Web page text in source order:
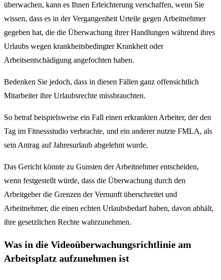
überwachen, kann es Ihnen Erleichterung verschaffen, wenn Sie
wissen, dass es in der Vergangenheit Urteile gegen Arbeitnehmer
gegeben hat, die die Überwachung ihrer Handlungen während ihres
Urlaubs wegen krankheitsbedingter Krankheit oder
Arbeitsentschädigung angefochten haben.
Bedenken Sie jedoch, dass in diesen Fällen ganz offensichtlich
Mitarbeiter ihre Urlaubsrechte missbrauchten.
So betraf beispielsweise ein Fall einen erkrankten Arbeiter, der den
Tag im Fitnessstudio verbrachte, und ein anderer nutzte FMLA, als
sein Antrag auf Jahresurlaub abgelehnt wurde.
Das Gericht könnte zu Gunsten der Arbeitnehmer entscheiden,
wenn festgestellt würde, dass die Überwachung durch den
Arbeitgeber die Grenzen der Vernunft überschreitet und
Arbeitnehmer, die einen echten Urlaubsbedarf haben, davon abhält,
ihre gesetzlichen Rechte wahrzunehmen.
Was in die Videoüberwachungsrichtlinie am
Arbeitsplatz aufzunehmen ist